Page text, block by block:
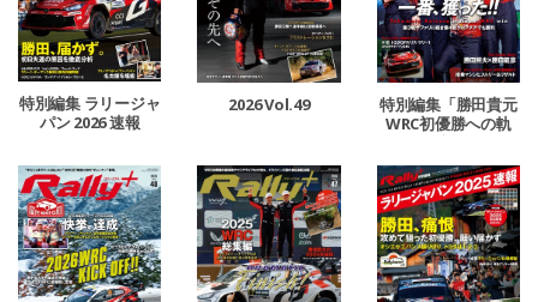
特別編集 ラリージャ
パン 2026 速報
2026 Vol.49
特別編集「勝田貴元
WRC初優勝への軌
跡」